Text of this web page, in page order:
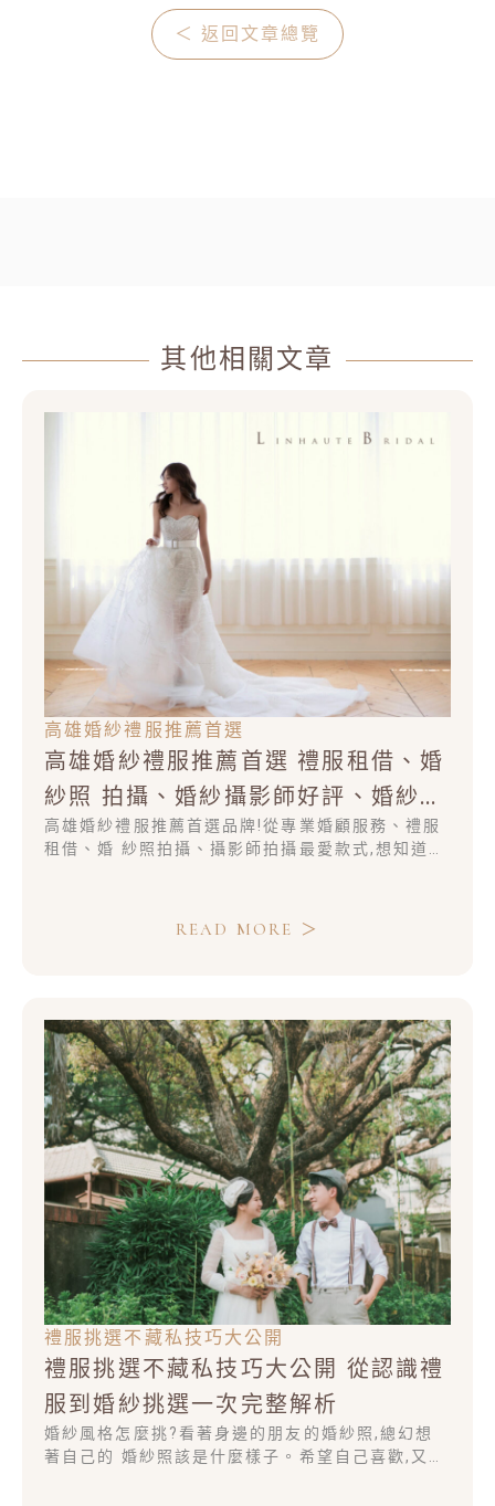
＜ 返回文章總覽
其他相關文章
高雄婚紗禮服推薦首選
高雄婚紗禮服推薦首選 禮服租借、婚
紗照 拍攝、婚紗攝影師好評、婚紗展
熱銷款式
高雄婚紗禮服推薦首選品牌!從專業婚顧服務、禮服
租借、婚 紗照拍攝、攝影師拍攝最愛款式,想知道更
首選品牌!從專業婚顧服務、禮服租借、婚 紗照拍
READ MORE ＞
禮服挑選不藏私技巧大公開
禮服挑選不藏私技巧大公開 從認識禮
服到婚紗挑選一次完整解析
婚紗風格怎麼挑?看著身邊的朋友的婚紗照,總幻想
著自己的 婚紗照該是什麼樣子。希望自己喜歡,又想